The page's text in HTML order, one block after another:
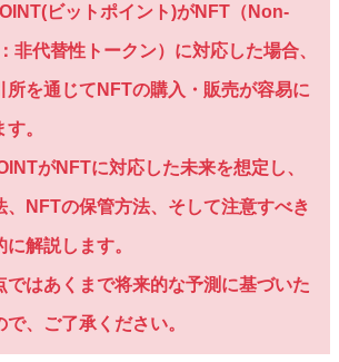
ビットポイント)がNFT（Non-
非代替性トークン）に対応した場合、
所を通じてNFTの購入・販売が容易に
。
がNFTに対応した未来を想定し、
、NFTの保管方法、そして注意すべき
解説します。
ではあくまで将来的な予測に基づいた
、ご了承ください。